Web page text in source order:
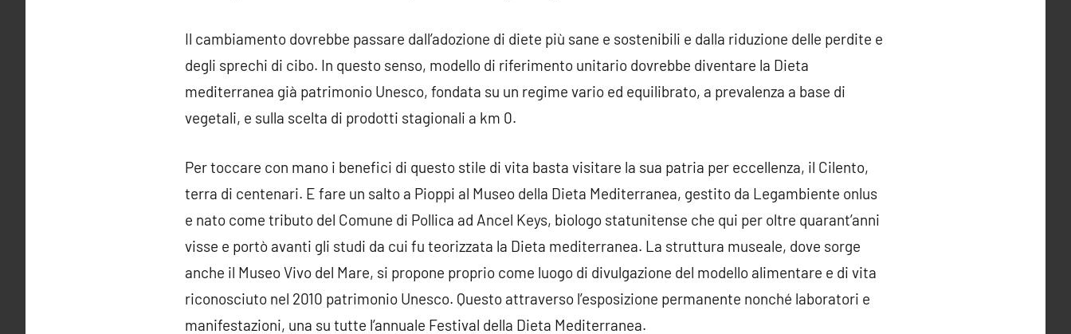
Il cambiamento dovrebbe passare dall’adozione di diete più sane e sostenibili e dalla riduzione delle perdite e
degli sprechi di cibo. In questo senso, modello di riferimento unitario dovrebbe diventare la Dieta
mediterranea già patrimonio Unesco, fondata su un regime vario ed equilibrato, a prevalenza a base di
vegetali, e sulla scelta di prodotti stagionali a km 0.
Per toccare con mano i benefici di questo stile di vita basta visitare la sua patria per eccellenza, il Cilento,
terra di centenari. E fare un salto a Pioppi al Museo della Dieta Mediterranea, gestito da Legambiente onlus
e nato come tributo del Comune di Pollica ad Ancel Keys, biologo statunitense che qui per oltre quarant’anni
visse e portò avanti gli studi da cui fu teorizzata la Dieta mediterranea. La struttura museale, dove sorge
anche il Museo Vivo del Mare, si propone proprio come luogo di divulgazione del modello alimentare e di vita
riconosciuto nel 2010 patrimonio Unesco. Questo attraverso l’esposizione permanente nonché laboratori e
manifestazioni, una su tutte l’annuale Festival della Dieta Mediterranea.